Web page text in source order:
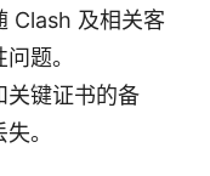
Clash 及相关客
题。
关键证书的备
。